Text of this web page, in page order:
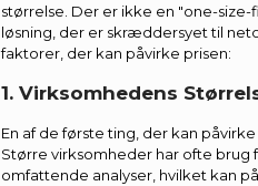
størrelse. Der er ikke en "one-
løsning, der er skræddersyet til
faktorer, der kan påvirke prisen:
1. Virksomhedens
En af de første ting, der kan
Større virksomheder har ofte
omfattende analyser, hvilket kan